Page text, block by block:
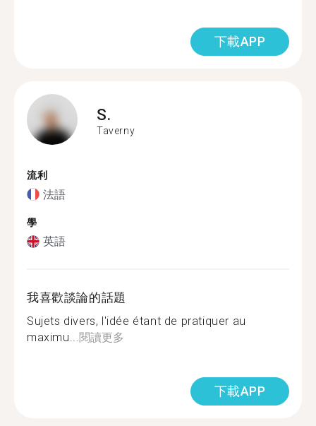
下載APP
S.
Taverny
流利
法語
學
英語
我喜歡談論的話題
Sujets divers, l'idée étant de pratiquer au
maximu...閱讀更多
下載APP